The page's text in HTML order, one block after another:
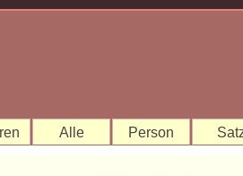
Alle Person